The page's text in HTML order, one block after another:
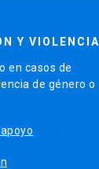
Y VIOLENCIA
en casos de
de género o